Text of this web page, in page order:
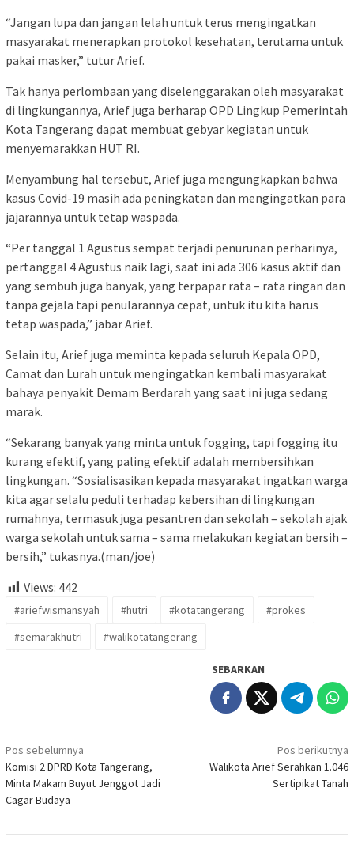
“Jangan lupa dan jangan lelah untuk terus mengingatkan
masyarakat menerapkan protokol kesehatan, terutama untuk
pakai masker,” tutur Arief.
Tak hanya perlombaan yang diselenggarakan oleh masyarakat
di lingkungannya, Arief juga berharap OPD Lingkup Pemerintah
Kota Tangerang dapat membuat gebyar kegiatan untuk
menyemarakkan HUT RI.
Menyambung hal tersebut, Arief juga mengungkapkan bahwa
kasus Covid-19 masih ada peningkatan dan mengingatkan para
jajarannya untuk tetap waspada.
“Per tanggal 1 Agustus sempat terjadi penurunan perharinya,
pertanggal 4 Agustus naik lagi, saat ini ada 306 kasus aktif dan
yang sembuh juga banyak, yang terpapar rata – rata ringan dan
tanpa gejala tapi penularannya cepat, untuk itu kita harus
tetap waspada,” jabar Arief.
Selain itu, Arief juga meminta kepada seluruh Kepala OPD,
Camat dan Lurah untuk mengingatkan kembali masyarakat
bahaya penyakit Demam Berdarah yang saat ini juga sedang
marak.
“Sekarang banyak yang minta untuk fogging, tapi fogging itu
kurang efektif, yang paling efektif adalah membersihkan
lingkungan. “Sosialisasikan kepada masyarakat ingatkan warga
kita agar selalu peduli terhadap kebersihan di lingkungan
rumahnya, termasuk juga pesantren dan sekolah – sekolah ajak
warga sekolah untuk sama – sama melakukan kegiatan bersih –
bersih,” tukasnya.(man/joe)
Views: 442
#ariefwismansyah #hutri #kotatangerang
#prokes
#semarakhutri
#walikotatangerang
SEBARKAN
Navigasi
pos
Pos sebelumnya
Komisi 2 DPRD Kota Tangerang,
Minta Makam Buyut Jenggot Jadi
Cagar Budaya
Pos berikutnya
Walikota Arief Serahkan 1.046
Sertipikat Tanah